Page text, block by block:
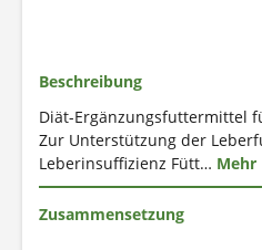
Beschreibung
Diät-Ergänzungsfuttermittel
Zur Unterstützung der
Leberinsuffizienz Fütt… Mehr
Zusammensetzung